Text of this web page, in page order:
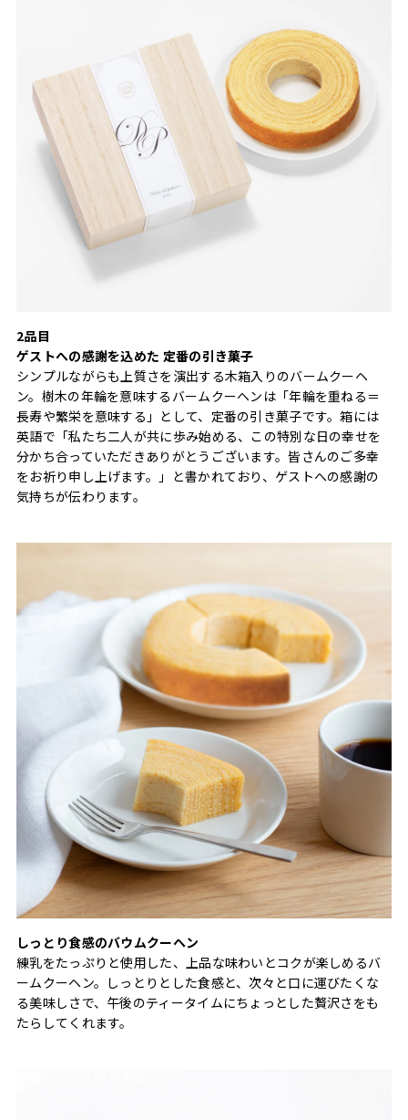
2品目
ゲストへの感謝を込めた 定番の引き菓子
シンプルながらも上質さを演出する木箱入りのバームクーヘ
ン。樹木の年輪を意味するバームクーヘンは「年輪を重ねる＝
長寿や繁栄を意味する」として、定番の引き菓子です。箱には
英語で「私たち二人が共に歩み始める、この特別な日の幸せを
分かち合っていただきありがとうございます。皆さんのご多幸
をお祈り申し上げます。」と書かれており、ゲストへの感謝の
気持ちが伝わります。
しっとり食感のバウムクーヘン
練乳をたっぷりと使用した、上品な味わいとコクが楽しめるバ
ームクーヘン。しっとりとした食感と、次々と口に運びたくな
る美味しさで、午後のティータイムにちょっとした贅沢さをも
たらしてくれます。